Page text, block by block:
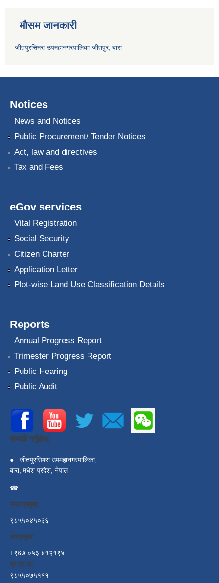
मौसम जानकारी
जीतपुरसिमरा उपमहानगरपालिका जीतपुर, बारा
Notices
News and Notices
Public Procurement/ Tender Notices
Act, law and directives
Tax and Fees
eGov services
Vital Registration
Social Security
Citizen Charter
Application Letter
Plot-wise Land Use Classification Details
Reports
Annual Progress Report
Trimester Progress Report
Public Hearing
Public Audit
सम्पर्क गर्नुहोस्
●
जीतपुरसिमरा उपमहानगरपालिका,
बारा, मधेश प्रदेश, नेपाल
☎
नगर प्रमुख:
९८५५०४५०३६
उपप्रमुख:
+९७७ ०५३ ४१२१९४
प्र.प्र.अ:
९८५५०७५१११